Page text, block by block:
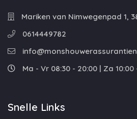
Mariken van Nimwegenpad 1,
0614449782
Ma - Vr 08:30 - 20:00 | Za 10:00
Snelle Links